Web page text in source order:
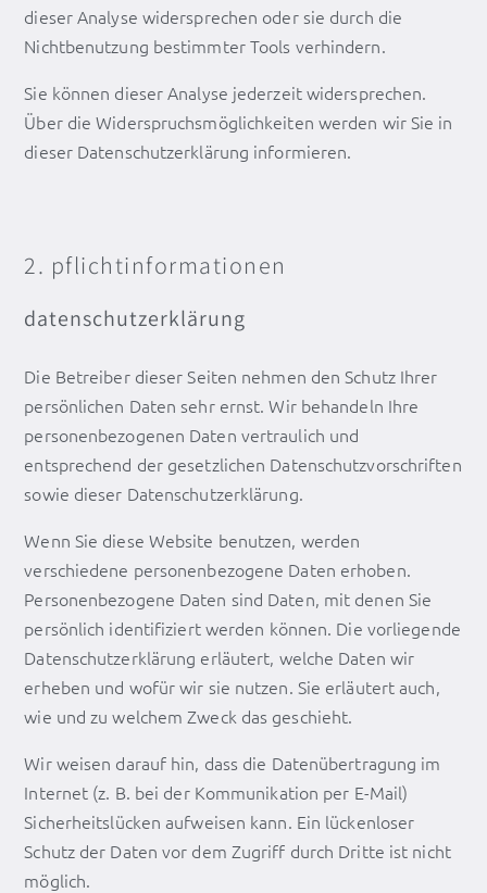
dieser Analyse widersprechen oder sie durch die
Nichtbenutzung bestimmter Tools verhindern.
Sie können dieser Analyse jederzeit widersprechen.
Über die Widerspruchsmöglichkeiten werden wir Sie in
dieser Datenschutzerklärung informieren.
2. pflichtinformationen
datenschutzerklärung
Die Betreiber dieser Seiten nehmen den Schutz Ihrer
persönlichen Daten sehr ernst. Wir behandeln Ihre
personenbezogenen Daten vertraulich und
entsprechend der gesetzlichen Datenschutzvorschriften
sowie dieser Datenschutzerklärung.
Wenn Sie diese Website benutzen, werden
verschiedene personenbezogene Daten erhoben.
Personenbezogene Daten sind Daten, mit denen Sie
persönlich identifiziert werden können. Die vorliegende
Datenschutzerklärung erläutert, welche Daten wir
erheben und wofür wir sie nutzen. Sie erläutert auch,
wie und zu welchem Zweck das geschieht.
Wir weisen darauf hin, dass die Datenübertragung im
Internet (z. B. bei der Kommunikation per E-Mail)
Sicherheitslücken aufweisen kann. Ein lückenloser
Schutz der Daten vor dem Zugriff durch Dritte ist nicht
möglich.